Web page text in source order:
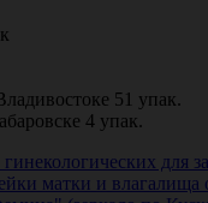
51 упак.
4 упак.
для
матки и влагалища